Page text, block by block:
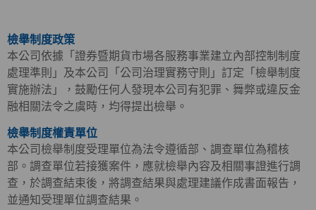
檢舉制度政策
本公司依據「證券暨期貨市場各服務事業建立內部控制制度
處理準則」及本公司「公司治理實務守則」訂定「檢舉制度
實施辦法」，鼓勵任何人發現本公司有犯罪、舞弊或違反金
融相關法令之虞時，均得提出檢舉。
檢舉制度權責單位
本公司檢舉制度受理單位為法令遵循部、調查單位為稽核
部。調查單位若接獲案件，應就檢舉內容及相關事證進行調
查，於調查結束後，將調查結果與處理建議作成書面報告，
並通知受理單位調查結果。